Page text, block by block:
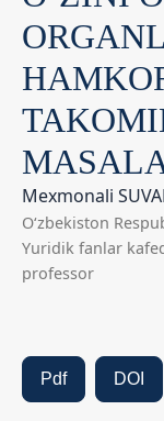
Mexmonali
O‘zbekiston
Yuridik fanlar
professor
Pdf DOI